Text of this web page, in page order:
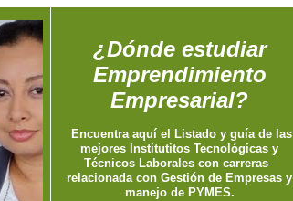
¿Dónde estudiar
Emprendimiento
Empresarial?
Encuentra aquí el Listado y guía de las
mejores Institutitos Tecnológicas y
Técnicos Laborales con carreras
relacionada con Gestión de Empresas y
manejo de PYMES.